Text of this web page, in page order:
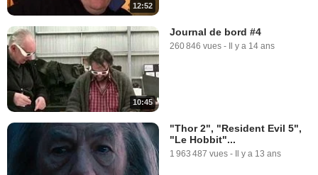
12:52
10:45
Journal de bord #4
260 846 vues - Il y a 14 ans
"Thor 2", "Resident Evil 5",
"Le Hobbit"...
1 963 487 vues - Il y a 13 ans